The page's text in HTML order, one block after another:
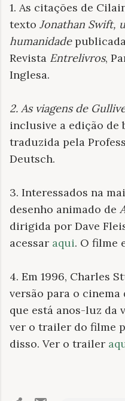
1. As citações de
texto Jonathan Swift,
humanidade
Revista Entrelivros,
Inglesa.
2. As viagens de
inclusive a edição de
traduzida pela
Deutsch.
3. Interessados na
desenho animado de
dirigida por Dave
acessar aqui. O filme
4. Em 1996, Charles
versão para o cinema
que está anos-luz da
ver o trailer do filme
disso. Ver o trailer